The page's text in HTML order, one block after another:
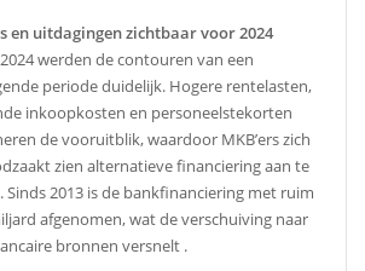
en uitdagingen zichtbaar voor 2024
werden de contouren van een
periode duidelijk. Hogere rentelasten,
inkoopkosten en personeelstekorten
de vooruitblik, waardoor MKB’ers zich
zien alternatieve financiering aan te
Sinds 2013 is de bankfinanciering met ruim
afgenomen, wat de verschuiving naar
bronnen versnelt .